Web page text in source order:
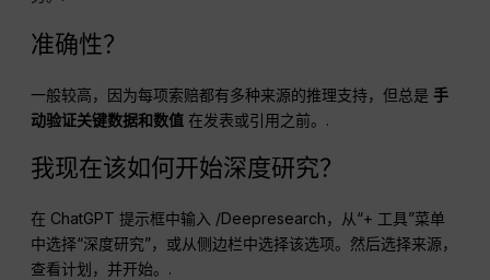
准确性？
一般较高，因为每项索赔都有多种来源的推理支持，但总是手
动验证关键数据和数值 在发表或引用之前。.
我现在该如何开始深度研究？
在 ChatGPT 提示框中输入 /Deepresearch，从“+ 工具”菜单
中选择“深度研究”，或从侧边栏中选择该选项。然后选择来源，
查看计划，并开始。.